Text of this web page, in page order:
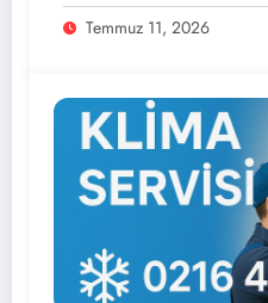
Temmuz 11, 2026